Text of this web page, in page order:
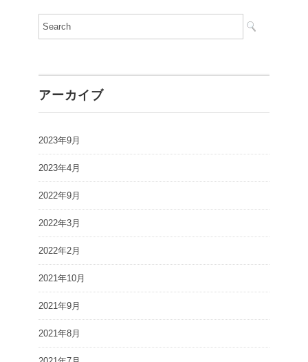
アーカイブ
2023年9月
2023年4月
2022年9月
2022年3月
2022年2月
2021年10月
2021年9月
2021年8月